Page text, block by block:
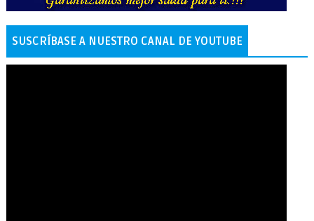
SUSCRÍBASE A NUESTRO CANAL DE YOUTUBE